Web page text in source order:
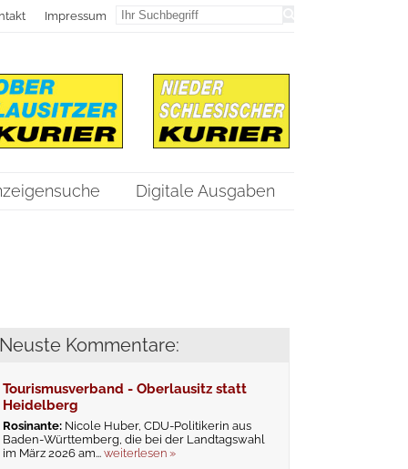
Impressum
Digitale Ausgaben
Neuste Kommentare:
Tourismusverband - Oberlausitz statt
Heidelberg
Rosinante: Nicole Huber, CDU-Politikerin aus
Baden-Württemberg, die bei der Landtagswahl
im März 2026 am...weiterlesen »